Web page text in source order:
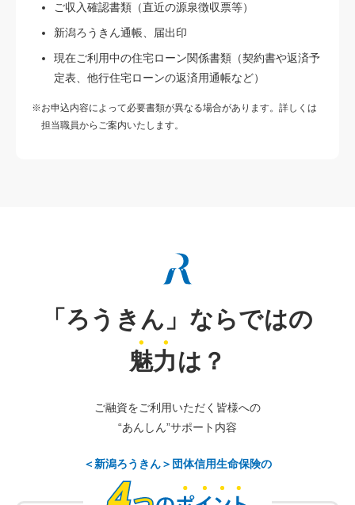
ご収入確認書類（直近の源泉徴収票等）
新潟ろうきん通帳、届出印
現在ご利用中の住宅ローン関係書類（契約書や返済予
定表、他行住宅ローンの返済用通帳など）
お申込内容によって必要書類が異なる場合があります。詳しくは
担当職員からご案内いたします。
「ろうきん」ならではの
魅力は？
ご融資をご利用いただく皆様への
“あんしん”サポート内容
＜新潟ろうきん＞団体信用生命保険の